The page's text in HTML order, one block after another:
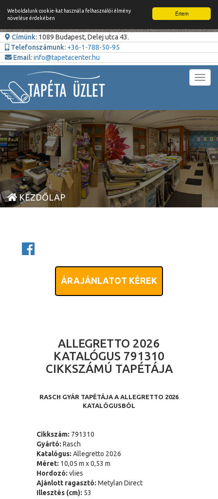
Értem
Weboldalunk cookie-kat használ a felhasználói élmény
növelése érdekében
Címünk: 1089 Budapest, Delej utca 43.
Telefonszámunk: +36-1-788-50-95
Email:info@tapetacenter.hu
KEZDŐLAP
ÁRAJÁNLATOT KÉREK
ALLEGRETTO 2026
KATALÓGUS 791310
CIKKSZÁMÚ TAPÉTÁJA
RASCH GYÁR TAPÉTÁJA A ALLEGRETTO 2026
KATALÓGUSBÓL
Cikkszám: 791310
Gyártó: Rasch
Katalógus: Allegretto 2026
Méret: 10,05 m x 0,53 m
Hordozó: vlies
Ajánlott ragasztó: Metylan Direct
Illesztés (cm): 53